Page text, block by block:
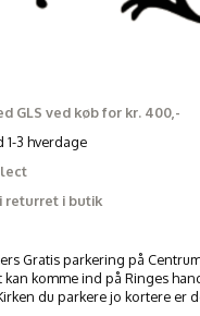
GLS ved køb for kr. 400,-
1-3 hverdage
returret i butik
Gratis parkering på
komme ind på Ringes
du parkere jo kortere er